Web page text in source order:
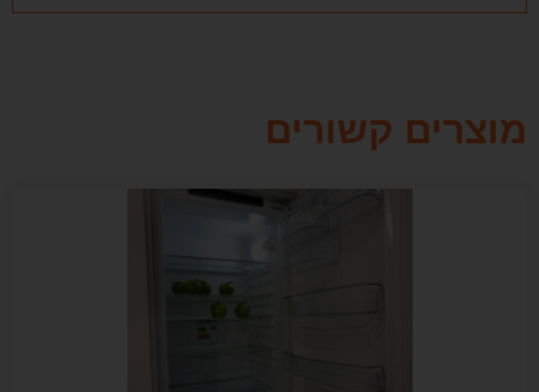
מוצרים קשורים